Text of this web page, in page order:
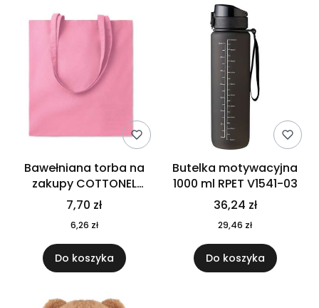
Bawełniana torba na
zakupy COTTONEL
COLOUR++ MO9846-11
7,70 zł
6,26 zł
Do koszyka
Butelka motywacyjna
1000 ml RPET V1541-03
36,24 zł
29,46 zł
Do koszyka